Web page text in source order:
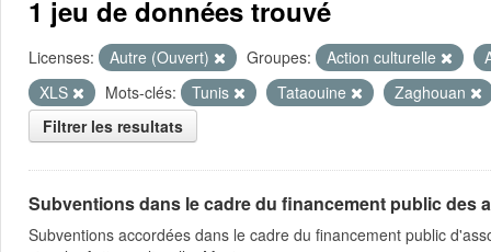
1 jeu de données trouvé
Licenses: Autre (Ouvert) Groupes: Action culturelle
XLS
Mots-clés: Tunis Tataouine
Zaghouan
Filtrer les resultats
Subventions dans le cadre du financement public des
Subventions accordées dans le cadre du financement public